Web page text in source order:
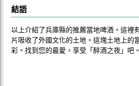
結語
以上介紹了兵庫縣的推薦當地啤酒。這裡
片吸收了外國文化的土地。這塊土地上的
彩。找到您的最愛，享受「醉酒之夜」吧。